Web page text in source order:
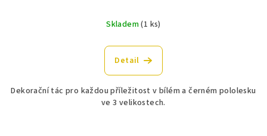
Skladem(1 ks)
Detail
Dekorační tác pro každou příležitost v bílém a černém pololesku
ve 3 velikostech.